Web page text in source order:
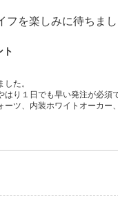
フを楽しみに待ちまし
ト
た。
り１日でも早い発注が必須
ツ、内装ホワイトオーカー